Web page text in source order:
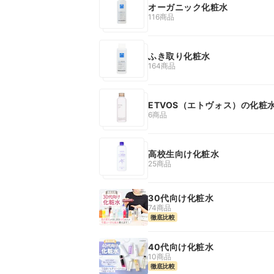
オーガニック化粧水
116商品
ふき取り化粧水
164商品
ETVOS（エトヴォス）の化粧
6商品
高校生向け化粧水
25商品
30代向け化粧水
74商品
徹底比較
40代向け化粧水
10商品
徹底比較